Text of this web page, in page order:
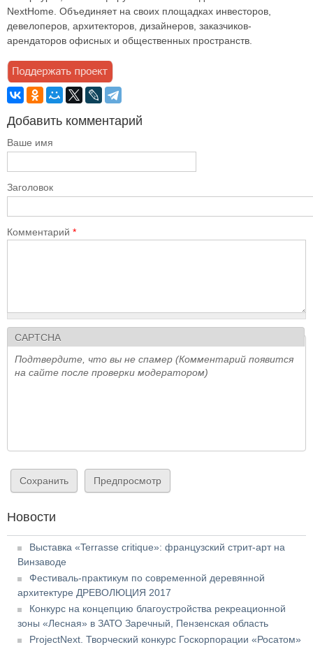
NextHome. Объединяет на своих площадках инвесторов,
девелоперов, архитекторов, дизайнеров, заказчиков-
арендаторов офисных и общественных пространств.
Добавить комментарий
Ваше имя
Заголовок
Комментарий *
CAPTCHA
Подтвердите, что вы не спамер (Комментарий появится
на сайте после проверки модератором)
Новости
Выставка «Terrasse critique»: французский стрит-арт на
Винзаводе
Фестиваль-практикум по современной деревянной
архитектуре ДРЕВОЛЮЦИЯ 2017
Конкурс на концепцию благоустройства рекреационной
зоны «Лесная» в ЗАТО Заречный, Пензенская область
ProjectNext. Творческий конкурс Госкорпорации «Росатом»